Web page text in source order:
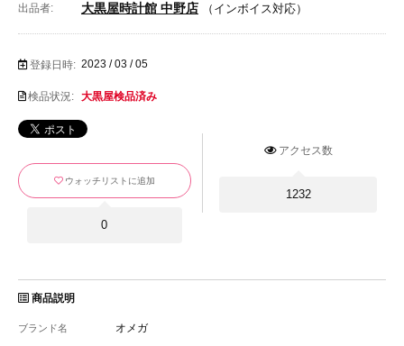
出品者: 大黒屋時計館 中野店 （インボイス対応）
登録日時: 2023 / 03 / 05
検品状況: 大黒屋検品済み
アクセス数
1232
ウォッチリストに追加
0
商品説明
ブランド名 オメガ